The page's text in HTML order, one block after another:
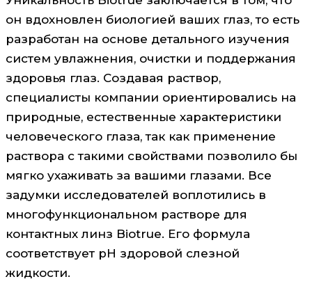
он вдохновлен биологией ваших глаз, то есть
разработан на основе детального изучения
систем увлажнения, очистки и поддержания
здоровья глаз. Создавая раствор,
специалисты компании ориентировались на
природные, естественные характеристики
человеческого глаза, так как применение
раствора с такими свойствами позволило бы
мягко ухаживать за вашими глазами. Все
задумки исследователей воплотились в
многофункциональном растворе для
контактных линз Biotrue. Его формула
соответствует рН здоровой слезной
жидкости.